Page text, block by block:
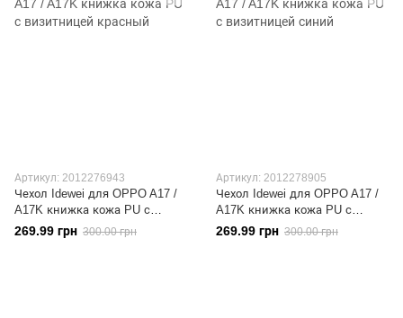
Артикул: 2012276943
Чехол Idewei для OPPO A17 /
A17K книжка кожа PU с
визитницей красный
269.99 грн 300.00 грн
Артикул: 2012278905
Чехол Idewei для OPPO A17 /
A17K книжка кожа PU с
визитницей синий
269.99 грн 300.00 грн